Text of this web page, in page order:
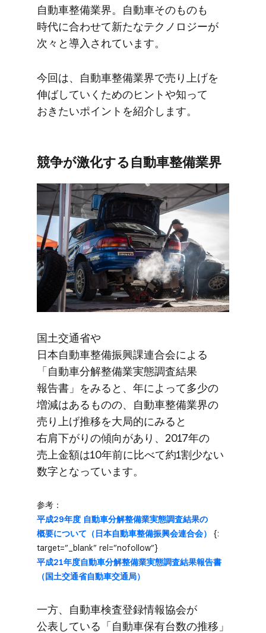
自動車整備業界。​自動車​その​ものも​
時代に​合わせて​新たな​テクノロジーが​
次々と​導入されています。
今回は、​自動車整備業界で​売り上げを​
伸ばしていく​ための​ヒントや​知って​
おきたい​ポイントを​紹介します。
競争が​激化する​自動車整備業界
国土交通省や​
日本自動車整備振興課連合会に​よる​
「自動車分解整備業実態調査結果​
報告書」を​みると、​年に​よって​多少の​
増減は​ある​ものの、​自動車整備業界の​
売り上げ推移を​大局的に​みると​
右肩下がりの​傾向が​あり、​2017年の​
売上金額は​10年前に​比べて​約1割少ない​
数字と​なっています。
参考：
平成29年度 自動車分解整備業実態調査結果の​
概要に​ついて​（日本自動車整備振興会連合会）
​ {:
target=”_blank” rel=”nofollow”}
平成21年度​自動車分解整備業実態調査結果​報告書​
（国土交通省自動車交通局）
一方、​自動車検査登録情報協会が​
公表している​「自動車保有台数の​推移」